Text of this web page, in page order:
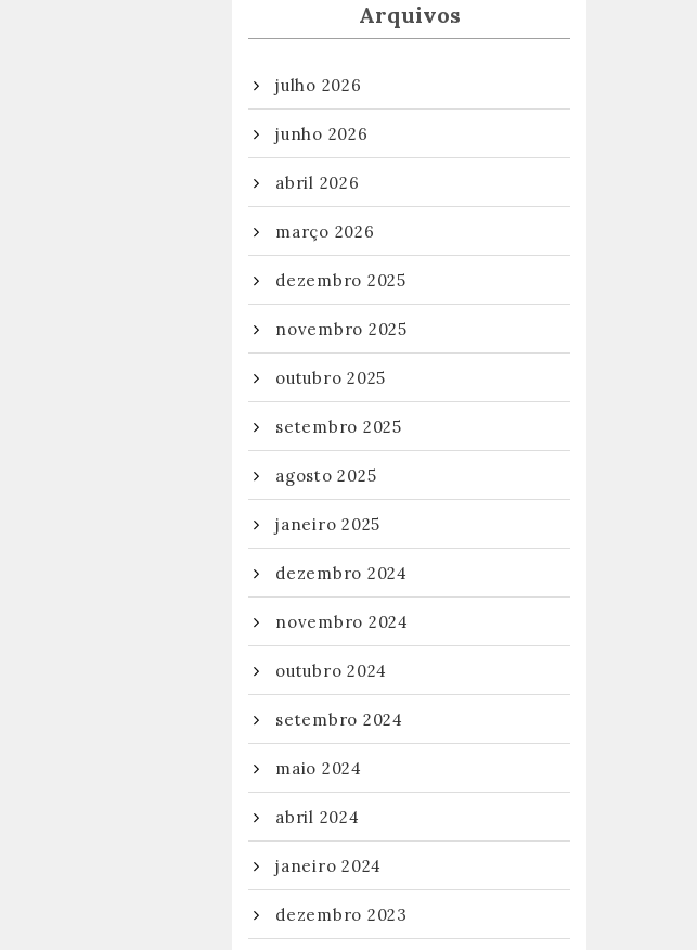
Arquivos
julho 2026
junho 2026
abril 2026
março 2026
dezembro 2025
novembro 2025
outubro 2025
setembro 2025
agosto 2025
janeiro 2025
dezembro 2024
novembro 2024
outubro 2024
setembro 2024
maio 2024
abril 2024
janeiro 2024
dezembro 2023